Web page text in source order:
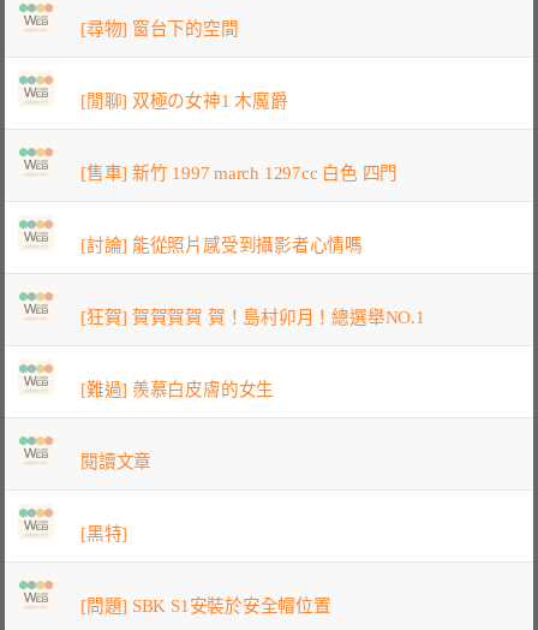
[尋物] 窗台下的空間
[閒聊] 双極の女神1 木魔爵
[售車] 新竹 1997 march 1297cc 白色 四門
[討論] 能從照片感受到攝影者心情嗎
[狂賀] 賀賀賀賀 賀！島村卯月！總選舉NO.1
[難過] 羨慕白皮膚的女生
閱讀文章
[黑特]
[問題] SBK S1安裝於安全帽位置